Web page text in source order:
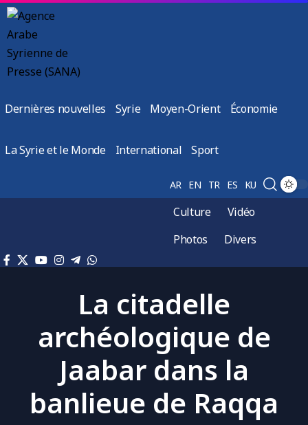
Dernières nouvelles Syrie Moyen-Orient Économie
La Syrie et le Monde International Sport
AR EN TR ES KU
Culture
Vidéo
Photos
Divers
La citadelle
archéologique de
Jaabar dans la
banlieue de Raqqa